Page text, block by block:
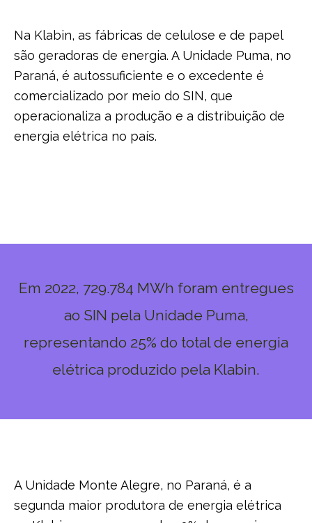
Na Klabin, as fábricas de celulose e de papel
são geradoras de energia. A Unidade Puma, no
Paraná, é autossuficiente e o excedente é
comercializado por meio do SIN, que
operacionaliza a produção e a distribuição de
energia elétrica no país.
Em 2022, 729.784 MWh foram entregues
ao SIN pela Unidade Puma,
representando 25% do total de energia
elétrica produzido pela Klabin.
A Unidade Monte Alegre, no Paraná, é a
segunda maior produtora de energia elétrica